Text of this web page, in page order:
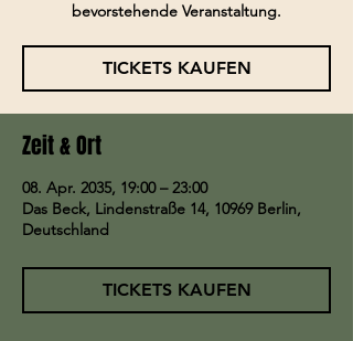
bevorstehende Veranstaltung.
TICKETS KAUFEN
Zeit & Ort
08. Apr. 2035, 19:00 – 23:00
Das Beck, Lindenstraße 14, 10969 Berlin,
Deutschland
TICKETS KAUFEN